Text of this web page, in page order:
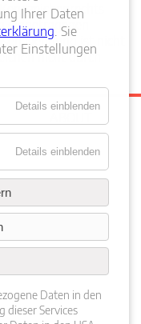
eingetragenen
Nennung ist nicht
nicht durch
Ihrer Daten
. Sie
Einstellungen
Details einblenden
Details einblenden
Daten in den
dieser Services